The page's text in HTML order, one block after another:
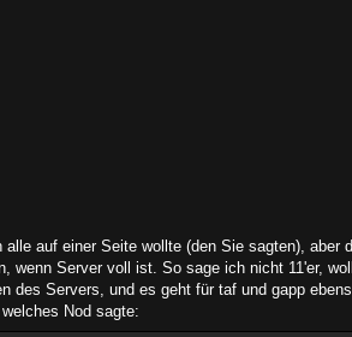
auf einer Seite wollte (den Sie sagten), aber
wenn Server voll ist. So sage ich nicht 11'er,
des Servers, und es geht für taf und gapp
Nod sagte: